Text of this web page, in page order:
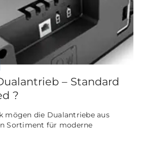
– Standard
?
mögen die Dualantriebe aus
Sortiment für moderne